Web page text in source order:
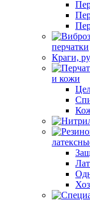
перчатки
Краги,
и кожи